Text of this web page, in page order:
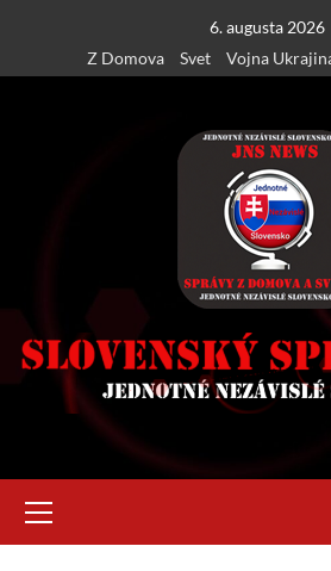
content
6. augusta 2026
Z Domova
Svet Vojna
Menu